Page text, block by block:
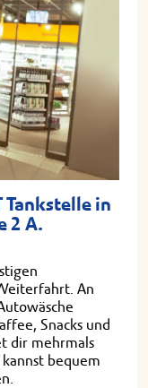
Tankstelle in
2 A.
An
Snacks und
dir mehrmals
bequem